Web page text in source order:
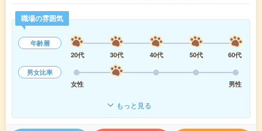
職場の雰囲気
年齢層
20代
30代 40代 50代
60代
男女比率
女性
男性
もっと見る